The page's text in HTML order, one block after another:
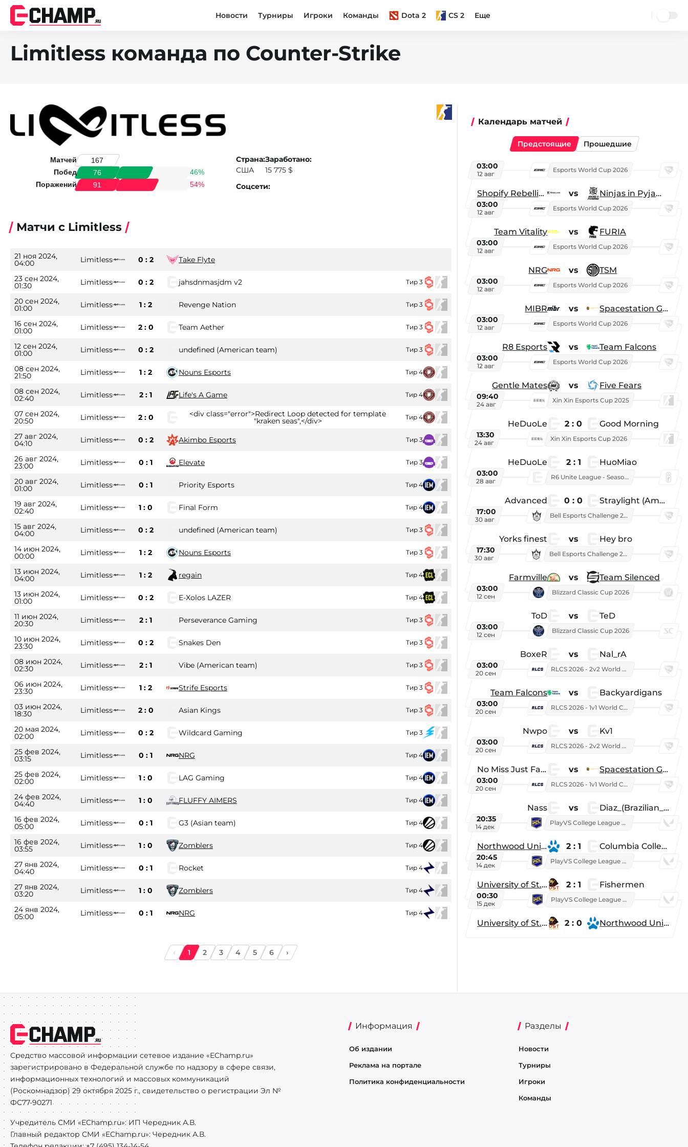
Новости Турниры Игроки Команды Dota 2 CS 2 Еще
Limitless команда по Counter-Strike
Матчей
167
Побед
76
46%
Поражений
91 54%
Страна:
США
Заработано:
15 775 $
Соцсети:
Матчи с Limitless
21 ноя 2024,
04:00 Limitless 0 : 2 Take Flyte
23 сен 2024,
01:30 Limitless 0 : 2 jahsdnmasjdm v2 Тир 3
20 сен 2024,
01:00 Limitless 1 : 2 Revenge Nation Тир 3
16 сен 2024,
01:00 Limitless 2 : 0 Team Aether Тир 3
12 сен 2024,
01:00 Limitless 0 : 2 undefined (American team) Тир 3
08 сен 2024,
21:50 Limitless 1 : 2 Nouns Esports Тир 4
08 сен 2024,
02:40 Limitless 2 : 1 Life's A Game Тир 4
07 сен 2024,
20:50 Limitless 2 : 0 <div class="error">Redirect Loop detected for template
"kraken seas",</div> Тир 4
27 авг 2024,
04:10 Limitless 0 : 2 Akimbo Esports Тир 3
26 авг 2024,
23:00 Limitless 0 : 1 Elevate Тир 3
20 авг 2024,
01:00 Limitless 0 : 1 Priority Esports Тир 4
19 авг 2024,
02:40 Limitless 1 : 0 Final Form Тир 4
15 авг 2024,
04:00 Limitless 0 : 2 undefined (American team) Тир 3
14 июн 2024,
00:00 Limitless 1 : 2 Nouns Esports Тир 3
13 июн 2024,
04:00 Limitless 1 : 2 regain Тир 4
13 июн 2024,
01:00 Limitless 0 : 2 E-Xolos LAZER Тир 4
11 июн 2024,
20:30 Limitless 2 : 1 Perseverance Gaming Тир 3
10 июн 2024,
23:30 Limitless 0 : 2 Snakes Den Тир 3
08 июн 2024,
02:30 Limitless 2 : 1 Vibe (American team) Тир 3
06 июн 2024,
23:30 Limitless 1 : 2 Strife Esports Тир 3
03 июн 2024,
18:30 Limitless 2 : 0 Asian Kings Тир 3
20 мая 2024,
02:00 Limitless 0 : 2 Wildcard Gaming Тир 3
25 фев 2024,
03:15 Limitless 0 : 1 NRG Тир 4
25 фев 2024,
02:00 Limitless 1 : 0 LAG Gaming Тир 4
24 фев 2024,
04:40 Limitless 1 : 0 FLUFFY AIMERS Тир 4
16 фев 2024,
05:00 Limitless 0 : 1 G3 (Asian team) Тир 4
16 фев 2024,
03:55 Limitless 1 : 0 Zomblers Тир 4
27 янв 2024,
04:40 Limitless 0 : 1 Rocket Тир 4
27 янв 2024,
03:20 Limitless 1 : 0 Zomblers Тир 4
24 янв 2024,
05:00 Limitless 0 : 1 NRG Тир 4
‹ 1 2 3 4 5 6 ›
Календарь матчей
Предстоящие Прошедшие
03:00
12 авг
Esports World Cup 2026
Shopify Rebellion vs Ninjas in Pyjamas
03:00
12 авг
Esports World Cup 2026
Team Vitality vs FURIA
03:00
12 авг
Esports World Cup 2026
NRG vs TSM
03:00
12 авг
Esports World Cup 2026
MIBR vs Spacestation Gaming
03:00
12 авг
Esports World Cup 2026
R8 Esports vs Team Falcons
03:00
12 авг
Esports World Cup 2026
Gentle Mates vs Five Fears
09:40
24 авг
Xin Xin Esports Cup 2025
HeDuoLe 2 : 0 Good Morning
13:30
24 авг
Xin Xin Esports Cup 2026
HeDuoLe 2 : 1 HuoMiao
03:00
28 авг
R6 Unite League - Season 1
Advanced 0 : 0 Straylight (American team)
17:00
30 авг
Bell Esports Challenge 2026
Yorks finest vs Hey bro
17:30
30 авг
Bell Esports Challenge 2026
Farmville vs Team Silenced
03:00
12 сен
Blizzard Classic Cup 2026
ToD vs TeD
03:00
12 сен
Blizzard Classic Cup 2026
BoxeR vs Nal_rA
03:00
20 сен
RLCS 2026 - 2v2 World Championship
Team Falcons vs Backyardigans
03:00
20 сен
RLCS 2026 - 1v1 World Championship
Nwpo vs Kv1
03:00
20 сен
RLCS 2026 - 2v2 World Championship
No Miss Just Fake vs Spacestation Gaming
03:00
20 сен
RLCS 2026 - 1v1 World Championship
Nass vs Diaz_(Brazilian_Player)
20:35
14 дек
PlayVS College League 2025: Fall
Northwood University 2 : 1 Columbia College
20:45
14 дек
PlayVS College League 2025: Fall
University of St. Thomas 2 : 1 Fishermen
00:30
15 дек
PlayVS College League 2025: Fall
University of St. Thomas 2 : 0 Northwood University
Средство массовой информации сетевое издание «EChamp.ru»
зарегистрировано в Федеральной службе по надзору в сфере связи,
информационных технологий и массовых коммуникаций
(Роскомнадзор) 29 октября 2025 г., свидетельство о регистрации Эл №
ФС77-90271
Учредитель СМИ «EChamp.ru»: ИП Чередник А.В.
Главный редактор СМИ «EChamp.ru»: Чередник А.В.
Информация
Об издании
Реклама на портале
Политика конфиденциальности
Разделы
Новости
Турниры
Игроки
Команды